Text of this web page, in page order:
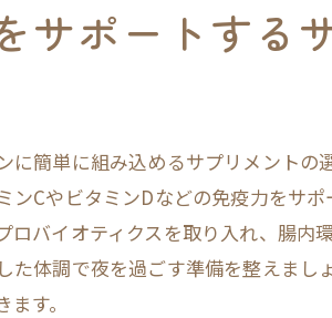
購入前に確認すべきポイント
免疫力強化に役立つ成分一覧
長期的に続けられるサプリ選
特定の健康状態に合わせた
口コミとレビューの活用法
サポートする
に簡単に組み込めるサプリメント
ンCやビタミンDなどの免疫力をサ
バイオティクスを取り入れ、腸
た体調で夜を過ごす準備を整えま
す。